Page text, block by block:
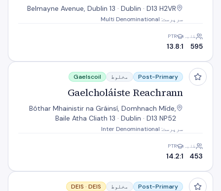
Belmayne Avenue, Dublin 13 · Dublin · D13 H2VR
سرپرست: Multi Denominational
طلبہ
595
PTR
13.8:1
Gaelcholáiste Reachrann
Post-Primary مخلوط Gaelscoil
Gaelcholáiste Reachrann
Bóthar Mhainistir na Gráinsí, Domhnach Míde,
Baile Atha Cliath 13 · Dublin · D13 NP52
سرپرست: Inter Denominational
طلبہ
453
PTR
14.2:1
Grange Community College
Post-Primary مخلوط DEIS · DEIS